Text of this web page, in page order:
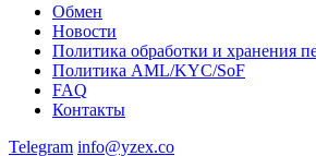
Обмен
Новости
Политика обработки и хранения
Политика AML/KYC/SoF
FAQ
Контакты
Telegram info@yzex.co